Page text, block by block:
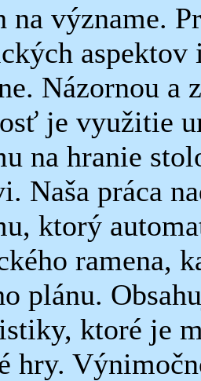
na význame.
Názornou a
je využitie
na hranie
Naša práca
ktorý
ramena,
plánu.
ktoré je
hry.